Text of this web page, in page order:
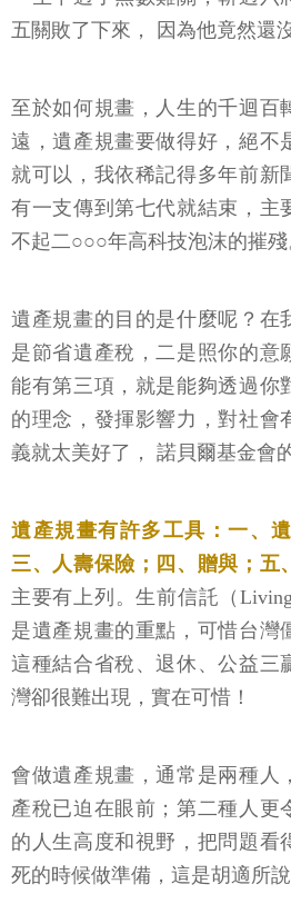
五關敗了下來， 因為他竟然還
至於如何規畫，人生的千迴百
遠，遺產規畫要做得好，絕不
就可以，我依稀記得多年前新
有一支傳到第七代就結束，主
不起二○○○年高科技泡沫的摧殘
遺產規畫的目的是什麼呢？在
是節省遺產稅，二是照你的意
能有第三項，就是能夠透過你
的理念，發揮影響力，對社會
義就太美好了， 諾貝爾基金會
遺產規畫有許多工具：一、
三、人壽保險；四、贈與；五
主要有上列。生前信託（
是遺產規畫的重點，可惜台灣
這種結合省稅、退休、公益三
灣卻很難出現，實在可惜！
會做遺產規畫，通常是兩種人
產稅已迫在眼前；第二種人更
的人生高度和視野，把問題看
死的時候做準備，這是胡適所說